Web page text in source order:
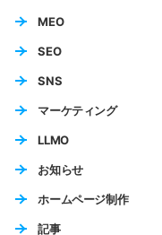
MEO
SEO
SNS
マーケティング
LLMO
お知らせ
ホームページ制作
記事